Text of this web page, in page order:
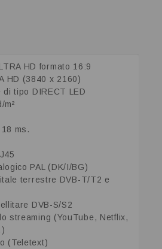
HD formato 16:9
HD (3840 x 2160)
tipo DIRECT LED
m²
ms.
PAL (DK/I/BG)
terrestre DVB-T/T2 e
DVB-S/S2
streaming (YouTube, Netflix,
(Teletext)